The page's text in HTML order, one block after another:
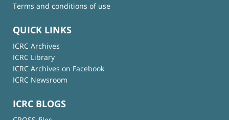
Terms and conditions of use
QUICK LINKS
ICRC Archives
ICRC Library
ICRC Archives on Facebook
ICRC Newsroom
ICRC BLOGS